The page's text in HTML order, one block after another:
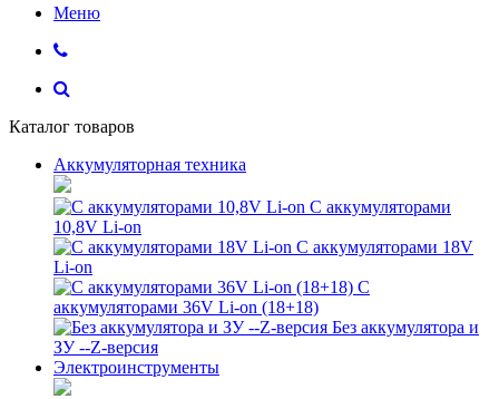
Меню
Каталог товаров
Аккумуляторная техника
С аккумуляторами
10,8V Li-on
С аккумуляторами 18V
Li-on
С
аккумуляторами 36V Li-on (18+18)
Без аккумулятора и
ЗУ --Z-версия
Электроинструменты